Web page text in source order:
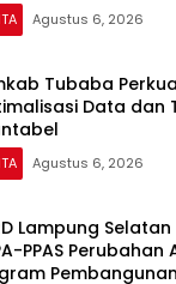
Agustus 6, 2026
Tubaba
Data dan
Agustus 6, 2026
Lampung
PPAS Perubahan